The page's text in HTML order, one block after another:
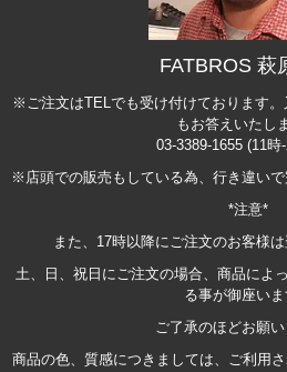
FATBROS 萩
※ご注文はTELでも受け付けております
もお答えいたし
03-3389-1655 (11時
※店頭での販売もしている為、行き違いで
*注意*
また、17時以降にご注文のお客様
土、日、祝日にご注文の場合、商品によ
る事が御座いま
ご了承のほどお願い
商品の色、質感につきましては、ご利用